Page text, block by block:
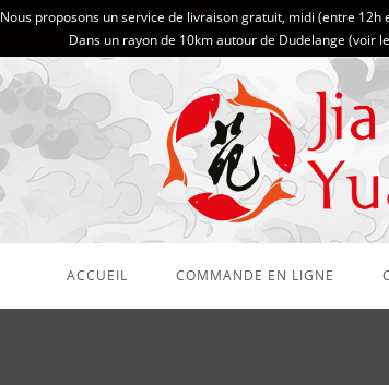
Nous proposons un service de livraison gratuit, midi (entre 12h
Dans un rayon de 10km autour de Dudelange (voir
ACCUEIL COMMANDE EN LIGNE